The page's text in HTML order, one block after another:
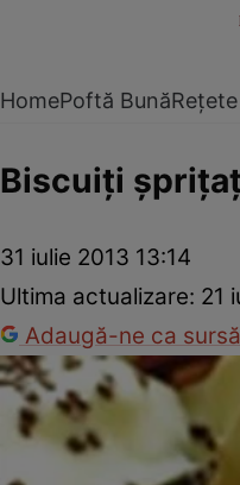
HomePoftă BunăRețete
Biscuiţi
31 iulie 2013 13:14
Ultima actualizare: 21
Adaugă-ne ca